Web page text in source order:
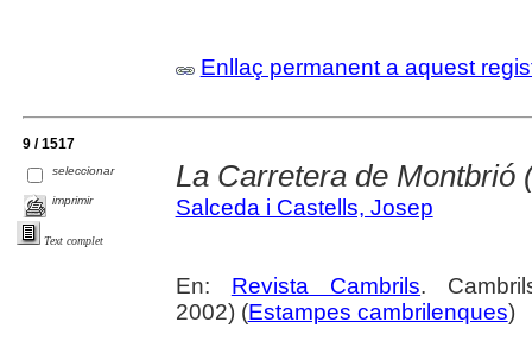
Enllaç permanent a aquest
9 / 1517
seleccionar
imprimir
Text complet
La Carretera de Montbrió
Salceda i Castells, Josep
En: Revista Cambrils.
2002) (Estampes cambrilenques)